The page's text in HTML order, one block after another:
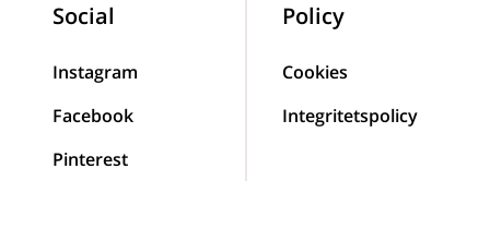
Social
Instagram
Facebook
Pinterest
Policy
Cookies
Integritetspolicy